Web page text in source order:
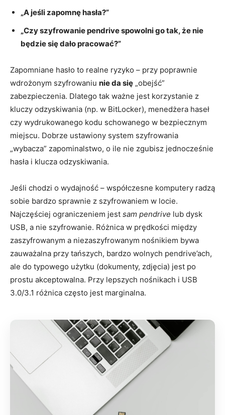
„A jeśli zapomnę hasła?”
„Czy szyfrowanie pendrive spowolni go tak, że nie
będzie się dało pracować?”
Zapomniane hasło to realne ryzyko – przy poprawnie
wdrożonym szyfrowaniu nie da się „obejść”
zabezpieczenia. Dlatego tak ważne jest korzystanie z
kluczy odzyskiwania (np. w BitLocker), menedżera haseł
czy wydrukowanego kodu schowanego w bezpiecznym
miejscu. Dobrze ustawiony system szyfrowania
„wybacza” zapominalstwo, o ile nie zgubisz jednocześnie
hasła i klucza odzyskiwania.
Jeśli chodzi o wydajność – współczesne komputery radzą
sobie bardzo sprawnie z szyfrowaniem w locie.
Najczęściej ograniczeniem jest sam pendrive lub dysk
USB, a nie szyfrowanie. Różnica w prędkości między
zaszyfrowanym a niezaszyfrowanym nośnikiem bywa
zauważalna przy tańszych, bardzo wolnych pendrive’ach,
ale do typowego użytku (dokumenty, zdjęcia) jest po
prostu akceptowalna. Przy lepszych nośnikach i USB
3.0/3.1 różnica często jest marginalna.